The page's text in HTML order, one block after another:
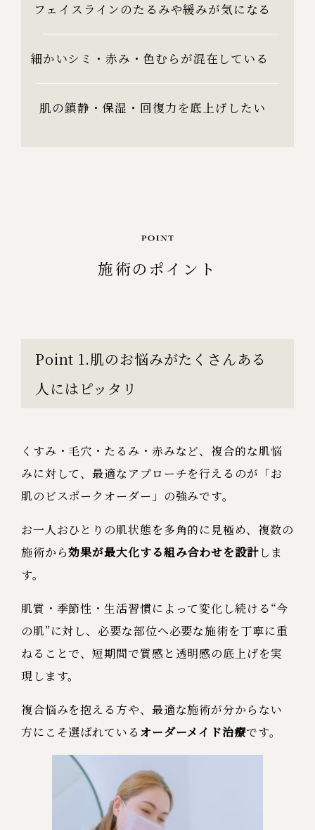
フェイスラインのたるみや緩みが気になる
細かいシミ・赤み・色むらが混在している
肌の鎮静・保湿・回復力を底上げしたい
施術のポイント
Point 1.肌のお悩みがたくさんある
人にはピッタリ
くすみ・毛穴・たるみ・赤みなど、複合的な肌悩
みに対して、最適なアプローチを行えるのが「お
肌のビスポークオーダー」の強みです。
お一人おひとりの肌状態を多角的に見極め、複数の
施術から効果が最大化する組み合わせを設計しま
す。
肌質・季節性・生活習慣によって変化し続ける“今
の肌”に対し、必要な部位へ必要な施術を丁寧に重
ねることで、短期間で質感と透明感の底上げを実
現します。
複合悩みを抱える方や、最適な施術が分からない
方にこそ選ばれている オーダーメイド治療です。